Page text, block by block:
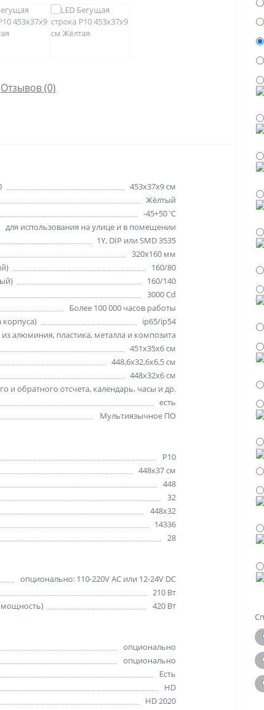
Отзывов (0)
453х37х9 см
Жёлтый
-45+50 'C
для использования на улице и в помещении
1Y, DIP или SMD 3535
320х160 мм
160/80
160/140
3000 Cd
Более 100 000 часов работы
корпуса)
ip65/ip54
алюминия, пластика, металла и композита
451х35х6 см
448,6х32,6х6,5 см
448х32х6 см
и обратного отсчета, календарь, часы и др.
есть
Мультиязычное ПО
Р10
448х37 см
448
32
448x32
14336
28
опционально: 110-220V AC или 12-24V DC
210 Вт
мощность)
420 Вт
опционально
опционально
Есть
HD
HD 2020